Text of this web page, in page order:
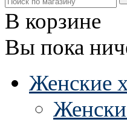
В корзине
Вы пока
Женские